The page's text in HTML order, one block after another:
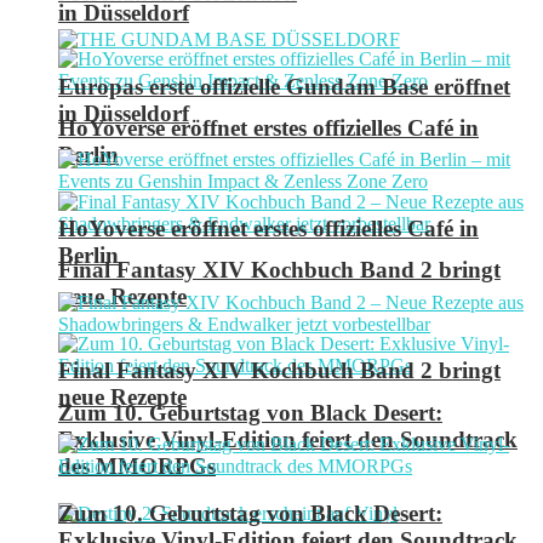
in Düsseldorf
HoYoverse eröffnet erstes offizielles Café in
Berlin
Final Fantasy XIV Kochbuch Band 2 bringt
neue Rezepte
Zum 10. Geburtstag von Black Desert:
Exklusive Vinyl-Edition feiert den Soundtrack
des MMORPGs
Europas erste offizielle Gundam Base eröffnet
in Düsseldorf
HoYoverse eröffnet erstes offizielles Café in
Berlin
Final Fantasy XIV Kochbuch Band 2 bringt
neue Rezepte
Zum 10. Geburtstag von Black Desert: